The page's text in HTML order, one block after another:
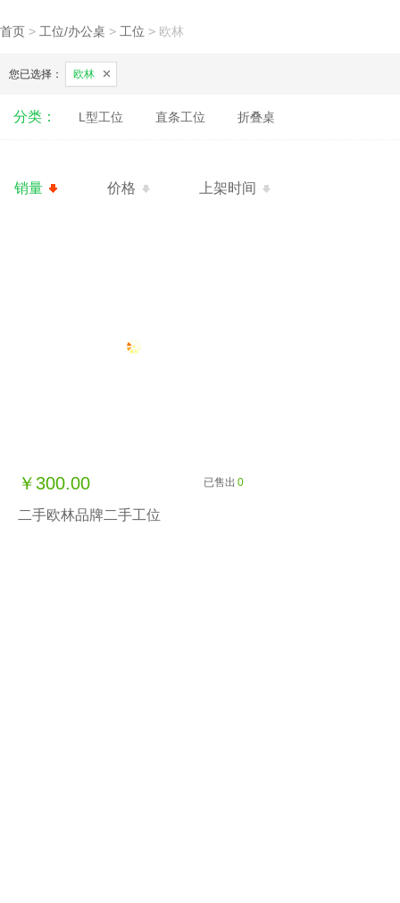
首页 > 工位/办公桌 > 工位 > 欧林
您已选择： 欧林
分类： L型工位 直条工位 折叠桌
销量 价格 上架时间
￥300.00 已售出 0
二手欧林品牌二手工位